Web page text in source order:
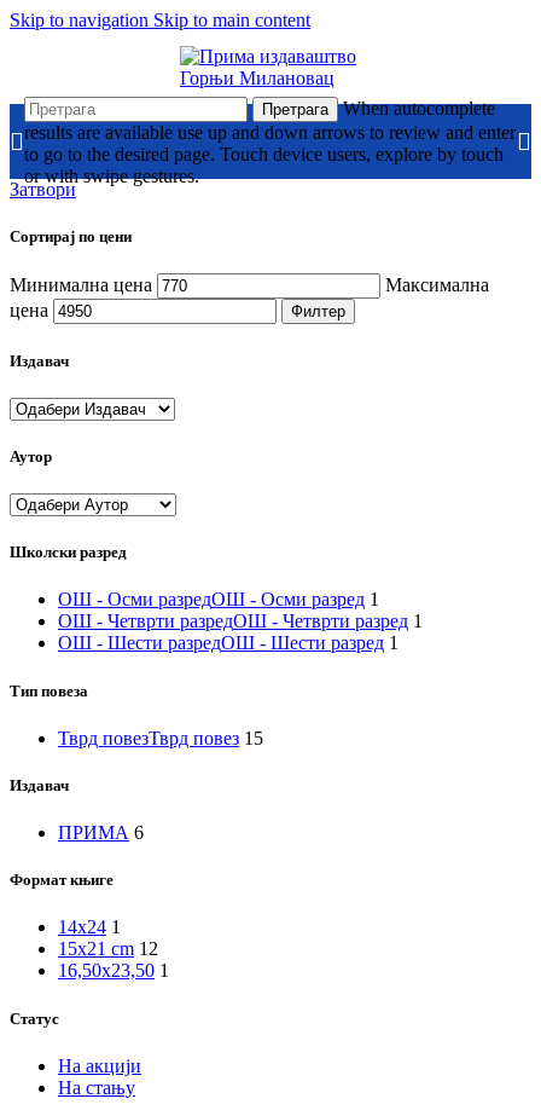
Skip to navigation Skip to main content
Претрага
When autocomplete
results are available use up and down arrows to review and enter
to go to the desired page. Touch device users, explore by touch
or with swipe gestures.
Затвори
Сортирај по цени
Минимална цена
Максимална
цена
Филтер
Издавач
Аутор
Школски разред
ОШ - Осми разредОШ - Осми разред 1
ОШ - Четврти разредОШ - Четврти разред 1
ОШ - Шести разредОШ - Шести разред 1
Тип повеза
Тврд повезТврд повез 15
Издавач
ПРИМА 6
Формат књиге
14x24 1
15x21 cm 12
16,50x23,50 1
Статус
На акцији
На стању